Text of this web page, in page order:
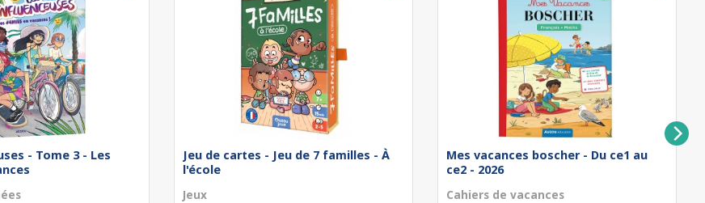
- Tome 3 - Les
Jeu de cartes - Jeu de 7 familles - À
l'école
Jeux
Mes vacances boscher - Du ce1 au
ce2 - 2026
Cahiers de vacances